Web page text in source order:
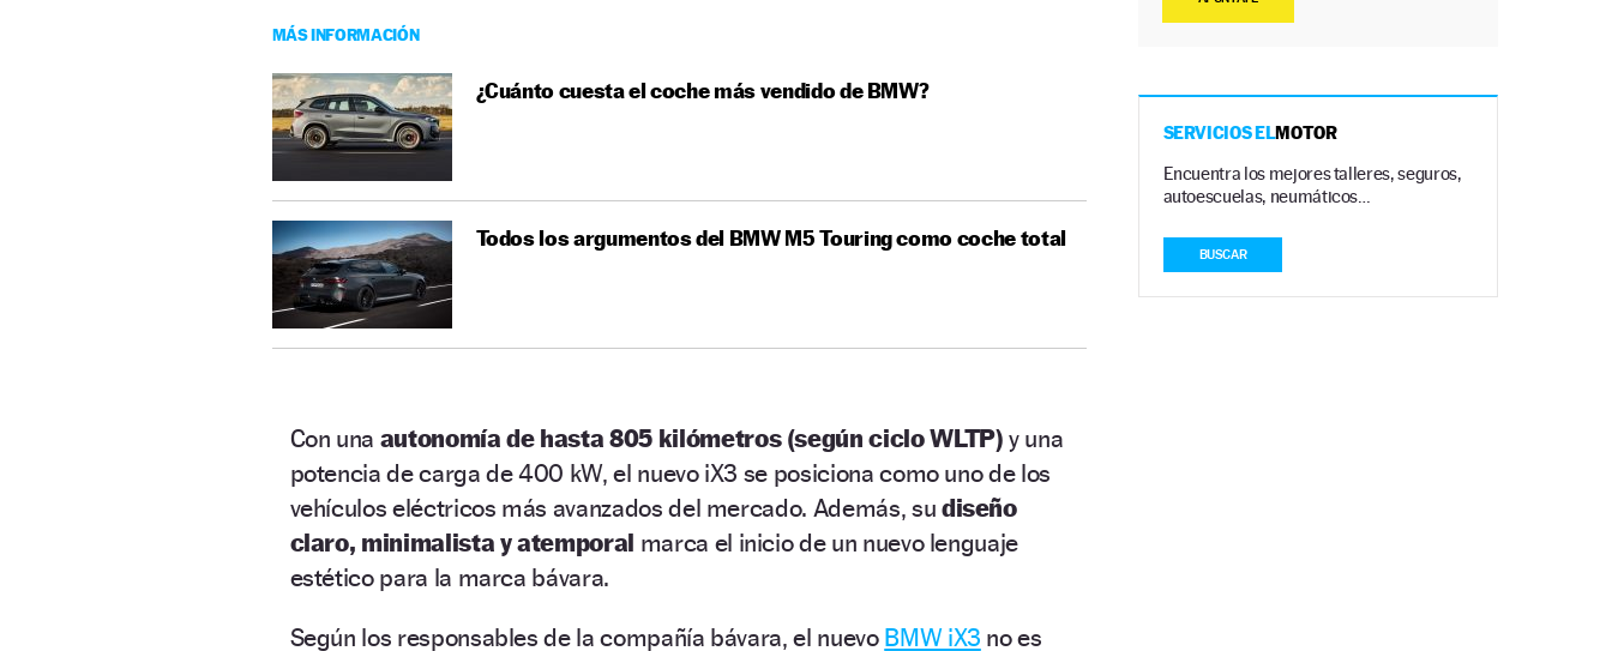
MÁS INFORMACIÓN
¿Cuánto cuesta el coche más vendido de BMW?
Todos los argumentos del BMW M5 Touring como coche total
Con una autonomía de hasta 805 kilómetros (según ciclo WLTP) y una
potencia de carga de 400 kW, el nuevo iX3 se posiciona como uno de los
vehículos eléctricos más avanzados del mercado. Además, su diseño
claro, minimalista y atemporal marca el inicio de un nuevo lenguaje
estético para la marca bávara.
Según los responsables de la compañía bávara, el nuevo BMW iX3 no es
SERVICIOS ELMOTOR
Encuentra los mejores talleres, seguros,
autoescuelas, neumáticos…
BUSCAR